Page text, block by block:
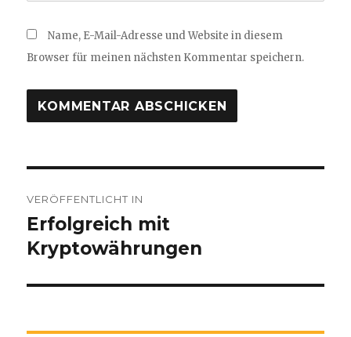
Name, E-Mail-Adresse und Website in diesem
Browser für meinen nächsten Kommentar speichern.
VERÖFFENTLICHT IN
Erfolgreich mit
Kryptowährungen